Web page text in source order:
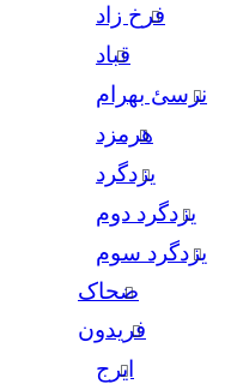
فرخ زاد
قباد
نرسئ بهرام‏
هرمزد
یزدگرد
یزدگرد دوم
یزدگرد سوم
ضحاک
فریدون
ایرج